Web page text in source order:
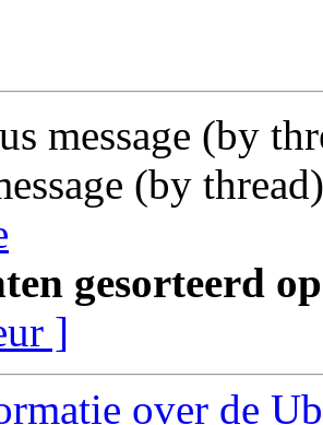
message (by
(by
gesorteerd
]
over de